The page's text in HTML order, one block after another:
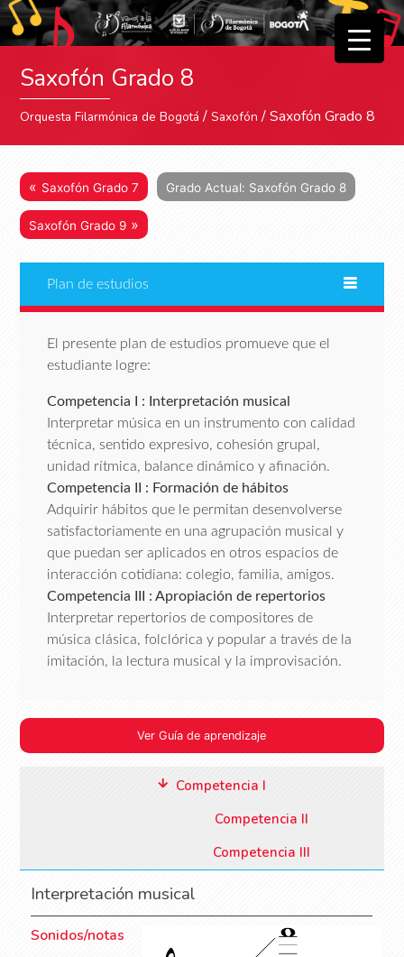
Saxofón Grado 8
Orquesta Filarmónica de Bogotá / Saxofón / Saxofón Grado 8
« Saxofón Grado 7 Grado Actual: Saxofón Grado 8
Saxofón Grado 9 »
Plan de estudios
El presente plan de estudios promueve que el
estudiante logre:
Competencia I : Interpretación musical
Interpretar música en un instrumento con calidad
técnica, sentido expresivo, cohesión grupal,
unidad rítmica, balance dinámico y afinación.
Competencia II : Formación de hábitos
Adquirir hábitos que le permitan desenvolverse
satisfactoriamente en una agrupación musical y
que puedan ser aplicados en otros espacios de
interacción cotidiana: colegio, familia, amigos.
Competencia III : Apropiación de repertorios
Interpretar repertorios de compositores de
música clásica, folclórica y popular a través de la
imitación, la lectura musical y la improvisación.
Ver Guía de aprendizaje
Competencia I
Competencia II
Competencia III
Interpretación musical
Sonidos/notas